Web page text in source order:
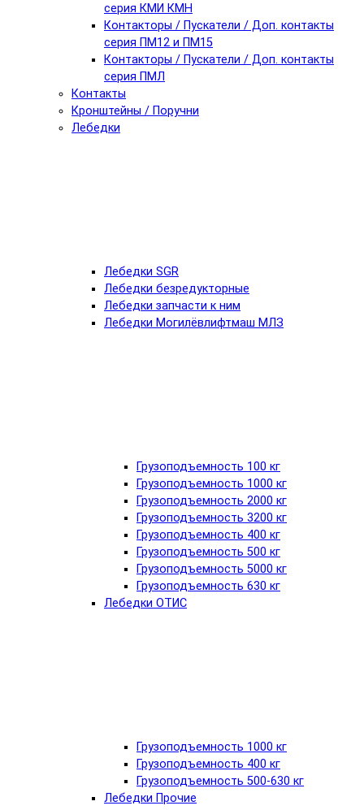
серия КМИ КМН
Контакторы / Пускатели / Доп. контакты
серия ПМ12 и ПМ15
Контакторы / Пускатели / Доп. контакты
серия ПМЛ
Контакты
Кронштейны / Поручни
Лебедки
Лебедки SGR
Лебедки безредукторные
Лебедки запчасти к ним
Лебедки Могилёвлифтмаш МЛЗ
Грузоподъемность 100 кг
Грузоподъемность 1000 кг
Грузоподъемность 2000 кг
Грузоподъемность 3200 кг
Грузоподъемность 400 кг
Грузоподъемность 500 кг
Грузоподъемность 5000 кг
Грузоподъемность 630 кг
Лебедки ОТИС
Грузоподъемность 1000 кг
Грузоподъемность 400 кг
Грузоподъемность 500-630 кг
Лебедки Прочие